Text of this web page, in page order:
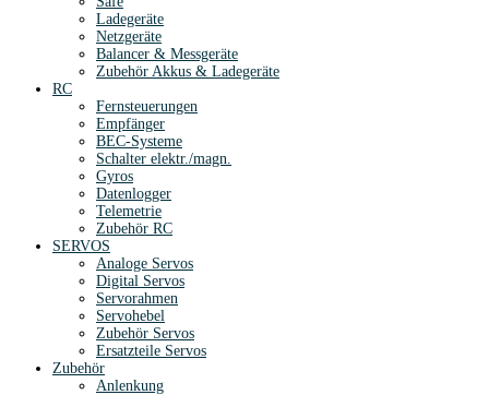
Ladegeräte
Netzgeräte
Balancer & Messgeräte
Zubehör Akkus & Ladegeräte
RC
Fernsteuerungen
Empfänger
BEC-Systeme
Schalter elektr./magn.
Gyros
Datenlogger
Telemetrie
Zubehör RC
SERVOS
Analoge Servos
Digital Servos
Servorahmen
Servohebel
Zubehör Servos
Ersatzteile Servos
Zubehör
Anlenkung